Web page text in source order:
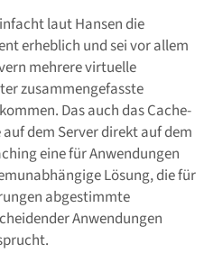
laut Hansen die
erheblich und sei vor allem
mehrere virtuelle
zusammengefasste
Das auch das Cache-
dem Server direkt auf dem
eine für Anwendungen
Lösung, die für
abgestimmte
Anwendungen